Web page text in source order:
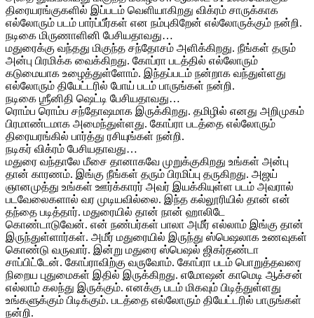
திரையரங்குகளில் இப்படம் வெளியாகிறது விக்ரம் சாருக்காக
எல்லோரும் படம் பார்ப்பீர்கள் என நம்புகிறேன் எல்லோருக்கும் நன்றி.
நடிகை மிருணாளினி பேசியதாவது…
மதுரைக்கு வந்தது மிகுந்த சந்தோசம் அளிக்கிறது. நீங்கள் தரும்
அன்பு பிரமிக்க வைக்கிறது. கோப்ரா படத்தில் எல்லோரும்
கடுமையாக உழைத்துள்ளோம். இந்தப்படம் நன்றாக வந்துள்ளது
எல்லோரும் தியேட்டரில் போய் படம் பாருங்கள் நன்றி.
நடிகை ஶ்ரீனிதி ஷெட்டி பேசியதாவது…
ரொம்ப ரொம்ப சந்தோஷமாக இருக்கிறது. தமிழில் எனது அறிமுகம்
பிரமாண்டமாக அமைந்துள்ளது. கோப்ரா படத்தை எல்லோரும்
திரையரங்கில் பார்த்து ரசியுங்கள் நன்றி.
நடிகர் விக்ரம் பேசியதாவது…
மதுரை வந்தாலே மீசை தானாகவே முறுக்குகிறது உங்கள் அன்பு
தான் காரணம். இங்கு நீங்கள் தரும் பிரமிப்பு தருகிறது. அஜய்
ஞானமுத்து உங்கள் ஊர்க்காரர் அவர் இயக்கியுள்ள படம் அவரால்
படவேலைகளால் வர முடியவில்லை. இந்த கல்லூரியில் தான் என்
தந்தை படித்தார். மதுரையில் தான் நான் ஹாலிடே
கொண்டாடுவேன். என் நண்பர்கள் பாலா அமீர் எல்லாம் இங்கு தான்
இருந்துள்ளார்கள். அமீர் மதுரையில் இருந்து ஸ்பெஷலாக உணவுகள்
கொண்டு வருவார். இன்று மதுரை ஸ்பெஷல் ஜிகர்தண்டா
சாப்பிட்டேன். கோப்ராவிற்கு வருவோம். கோப்ரா படம் பொறுத்தவரை
நிறைய புதுமைகள் இதில் இருக்கிறது. எமோஷன் காமெடி ஆக்சன்
எல்லாம் கலந்து இருக்கும். எனக்கு படம் மிகவும் பிடித்துள்ளது
உங்களுக்கும் பிடிக்கும். படத்தை எல்லோரும் தியேட்டரில் பாருங்கள்
நன்றி.